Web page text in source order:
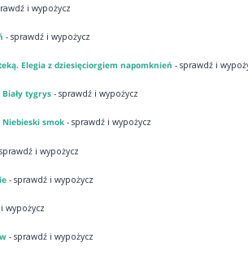
i wypożycz
- sprawdź i wypożycz
Elegia z dziesięciorgiem napomknień - sprawdź i
tygrys- sprawdź i wypożycz
Niebieski smok- sprawdź i wypożycz
i wypożycz
- sprawdź i wypożycz
wypożycz
- sprawdź i wypożycz